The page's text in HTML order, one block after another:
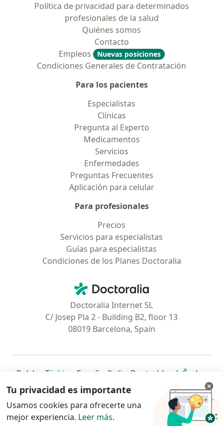
Política de privacidad para determinados
profesionales de la salud
Quiénes somos
Contacto
Empleos
Nuevas posiciones
Condiciones Generales de Contratación
Para los pacientes
Especialistas
Clínicas
Pregunta al Experto
Medicamentos
Servicios
Enfermedades
Preguntas Frecuentes
Aplicación para celular
Para profesionales
Precios
Servicios para especialistas
Guías para especialistas
Condiciones de los Planes Doctoralia
Doctoralia - Página de inicio
Doctoralia Internet SL
C/ Josep Pla 2 - Building B2, floor 13
08019 Barcelona, Spain
Polska se abre en una nueva pestaña
Türkiye se abre en una nueva pestaña
España se abre en una nueva pestaña
Italia se abre en una nueva
Deutschlandse abre en
Česko
Portugal
se abre en una nueva pestaña
México se abre en una nueva pestaña
Chile se abre en una nueva pestaña
Brasil se abre en una nueva
se abre en
se
se abre en una nueva
www.doctoralia.pe © 2026 - Encuentra tu
Tu privacidad es importante
Usamos cookies para ofrecerte una
mejor experiencia. Leer más.